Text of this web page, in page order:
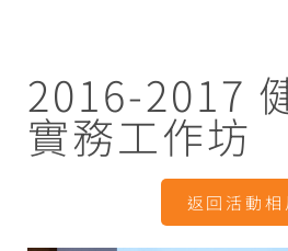
2016-2017
實務工作坊
返回活動相